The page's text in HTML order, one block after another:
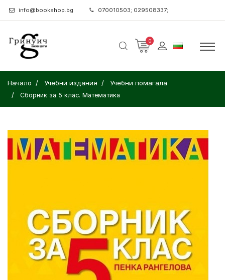
info@bookshop.bg 070010503; 029508337;
0
Начало Учебни издания Учебни помагала
Сборник за 5 клас. Математика